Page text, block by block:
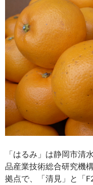
「はるみ」は静岡市清
品産業技術総合研究
拠点で、「清見」と「